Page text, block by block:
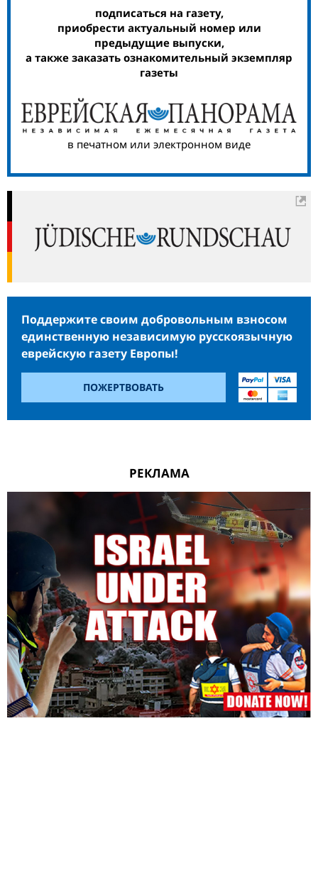
подписаться на газету,
приобрести актуальный номер или
предыдущие выпуски,
а также заказать ознакомительный экземпляр
газеты
в печатном или электронном виде
Поддержите своим добровольным взносом
единственную независимую русскоязычную
еврейскую газету Европы!
ПОЖЕРТВОВАТЬ
РЕКЛАМА